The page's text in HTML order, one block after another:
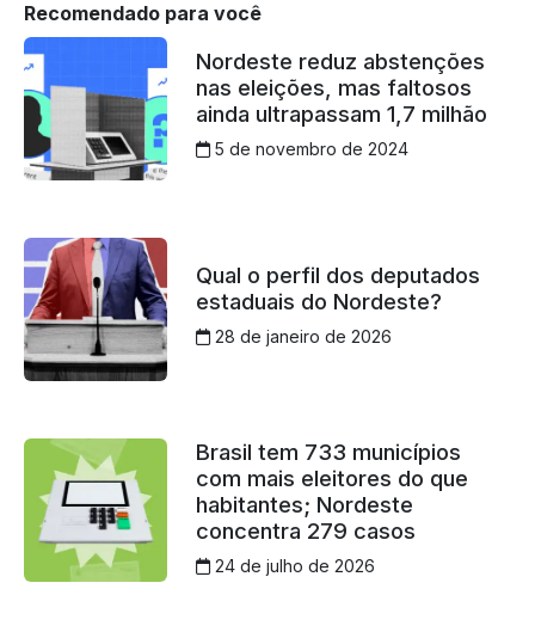
Recomendado para você
Nordeste reduz abstenções
nas eleições, mas faltosos
ainda ultrapassam 1,7 milhão
5 de novembro de 2024
Qual o perfil dos deputados
estaduais do Nordeste?
28 de janeiro de 2026
Brasil tem 733 municípios
com mais eleitores do que
habitantes; Nordeste
concentra 279 casos
24 de julho de 2026